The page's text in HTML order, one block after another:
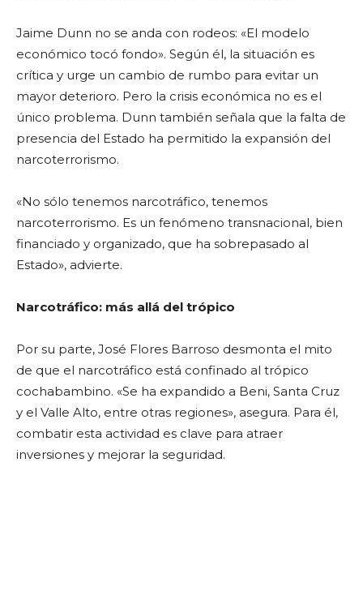
Jaime Dunn no se anda con rodeos: «El modelo
económico tocó fondo». Según él, la situación es
crítica y urge un cambio de rumbo para evitar un
mayor deterioro. Pero la crisis económica no es el
único problema. Dunn también señala que la falta de
presencia del Estado ha permitido la expansión del
narcoterrorismo.
«No sólo tenemos narcotráfico, tenemos
narcoterrorismo. Es un fenómeno transnacional, bien
financiado y organizado, que ha sobrepasado al
Estado», advierte.
Narcotráfico: más allá del trópico
Por su parte, José Flores Barroso desmonta el mito
de que el narcotráfico está confinado al trópico
cochabambino. «Se ha expandido a Beni, Santa Cruz
y el Valle Alto, entre otras regiones», asegura. Para él,
combatir esta actividad es clave para atraer
inversiones y mejorar la seguridad.